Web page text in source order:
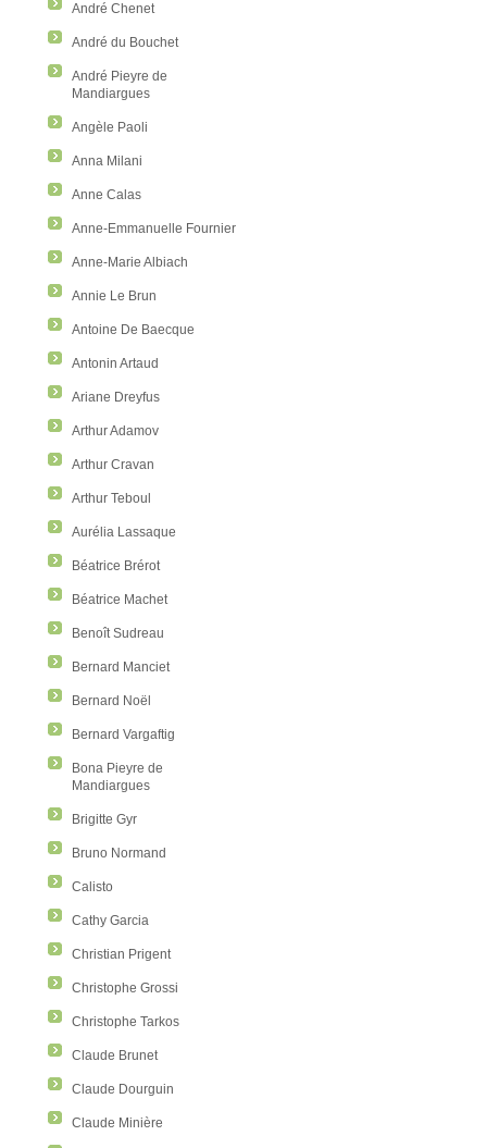
André Chenet
André du Bouchet
André Pieyre de
Mandiargues
Angèle Paoli
Anna Milani
Anne Calas
Anne-Emmanuelle Fournier
Anne-Marie Albiach
Annie Le Brun
Antoine De Baecque
Antonin Artaud
Ariane Dreyfus
Arthur Adamov
Arthur Cravan
Arthur Teboul
Aurélia Lassaque
Béatrice Brérot
Béatrice Machet
Benoît Sudreau
Bernard Manciet
Bernard Noël
Bernard Vargaftig
Bona Pieyre de
Mandiargues
Brigitte Gyr
Bruno Normand
Calisto
Cathy Garcia
Christian Prigent
Christophe Grossi
Christophe Tarkos
Claude Brunet
Claude Dourguin
Claude Minière